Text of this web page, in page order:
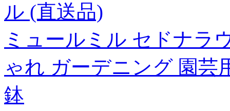
ル (直送品)
ミュールミル セドナラ
ゃれ ガーデニング 園芸
鉢